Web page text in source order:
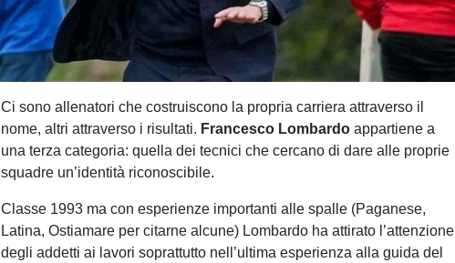
Ci sono allenatori che costruiscono la propria carriera attraverso il
nome, altri attraverso i risultati. Francesco Lombardoappartiene a
una terza categoria: quella dei tecnici che cercano di dare alle proprie
squadre un’identità riconoscibile.
Classe 1993 ma con esperienze importanti alle spalle (Paganese,
Latina, Ostiamare per citarne alcune) Lombardo ha attirato l’attenzione
degli addetti ai lavori soprattutto nell’ultima esperienza alla guida del